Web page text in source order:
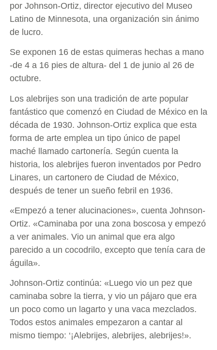
por Johnson-Ortiz, director ejecutivo del Museo
Latino de Minnesota, una organización sin ánimo
de lucro.
Se exponen 16 de estas quimeras hechas a mano
-de 4 a 16 pies de altura- del 1 de junio al 26 de
octubre.
Los alebrijes son una tradición de arte popular
fantástico que comenzó en Ciudad de México en la
década de 1930. Johnson-Ortiz explica que esta
forma de arte emplea un tipo único de papel
maché llamado cartonería. Según cuenta la
historia, los alebrijes fueron inventados por Pedro
Linares, un cartonero de Ciudad de México,
después de tener un sueño febril en 1936.
«Empezó a tener alucinaciones», cuenta Johnson-
Ortiz. «Caminaba por una zona boscosa y empezó
a ver animales. Vio un animal que era algo
parecido a un cocodrilo, excepto que tenía cara de
águila».
Johnson-Ortiz continúa: «Luego vio un pez que
caminaba sobre la tierra, y vio un pájaro que era
un poco como un lagarto y una vaca mezclados.
Todos estos animales empezaron a cantar al
mismo tiempo: ‘¡Alebrijes, alebrijes, alebrijes!».